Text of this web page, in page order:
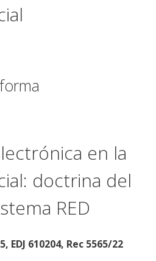
en la
doctrina del
RED
EDJ 610204, Rec 5565/22